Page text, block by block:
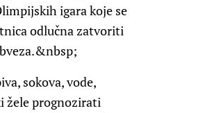
igara koje se
odlučna zatvoriti
sokova, vode,
žele prognozirati